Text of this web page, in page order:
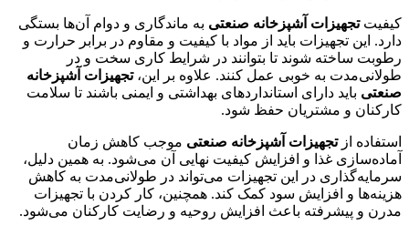
کیفیتتجهیزات آشپزخانه صنعتی به ماندگاری و دوام آن‌ها بستگی
دارد. این تجهیزات باید از مواد با کیفیت و مقاوم در برابر حرارت و
رطوبت ساخته شوند تا بتوانند در شرایط کاری سخت و در
طولانی‌مدت به خوبی عمل کنند. علاوه بر این،تجهیزات آشپزخانه
صنعتی باید دارای استانداردهای بهداشتی و ایمنی باشند تا سلامت
کارکنان و مشتریان حفظ شود.
استفاده ازتجهیزات آشپزخانه صنعتی موجب کاهش زمان
آماده‌سازی غذا و افزایش کیفیت نهایی آن می‌شود. به همین دلیل،
سرمایه‌گذاری در این تجهیزات می‌تواند در طولانی‌مدت به کاهش
هزینه‌ها و افزایش سود کمک کند. همچنین، کار کردن با تجهیزات
مدرن و پیشرفته باعث افزایش روحیه و رضایت کارکنان می‌شود.